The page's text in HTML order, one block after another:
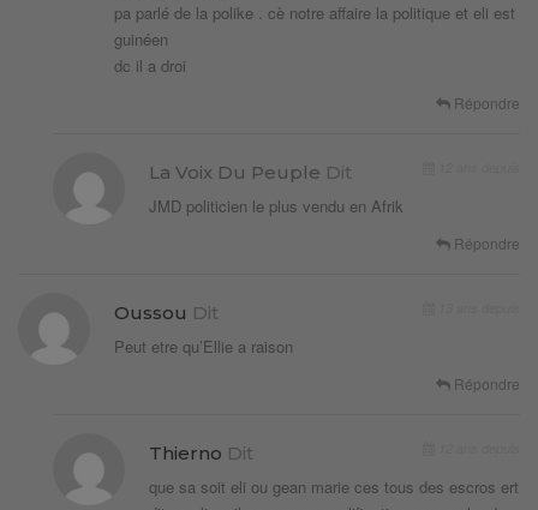
pa parlé de la polike . cè notre affaire la politique et eli est
guinéen
dc il a droi
Répondre
La Voix Du Peuple Dit
JMD politicien le plus vendu en Afrik
Répondre
Oussou Dit
Peut etre qu’Ellie a raison
Répondre
Thierno Dit
que sa soit eli ou gean marie ces tous des escros ert